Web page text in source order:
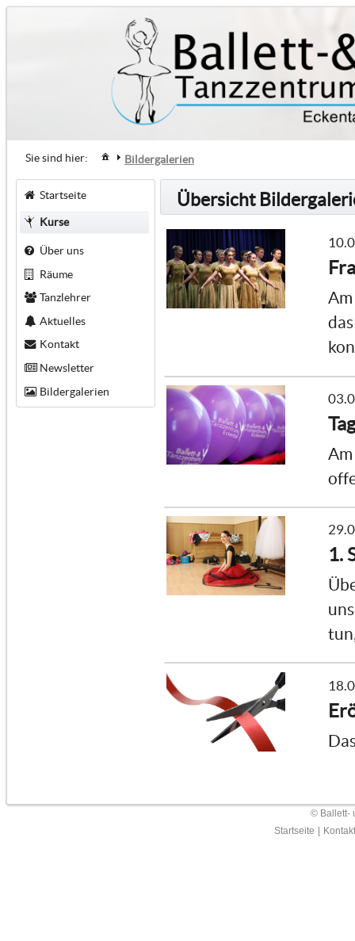
Sie sind hier: Bildergalerien
Startseite
Kurse
Über uns
Räume
Tanzlehrer
Aktuelles
Kontakt
Newsletter
Bildergalerien
Übersicht
1.
© Ballett-
Startseite
Kontakt